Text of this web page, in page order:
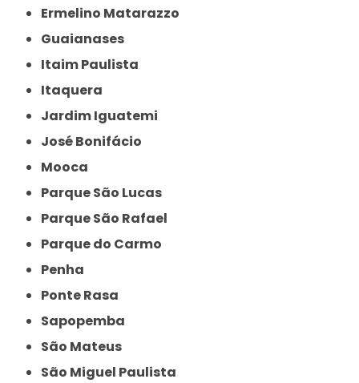
Ermelino Matarazzo
Guaianases
Itaim Paulista
Itaquera
Jardim Iguatemi
José Bonifácio
Mooca
Parque São Lucas
Parque São Rafael
Parque do Carmo
Penha
Ponte Rasa
Sapopemba
São Mateus
São Miguel Paulista